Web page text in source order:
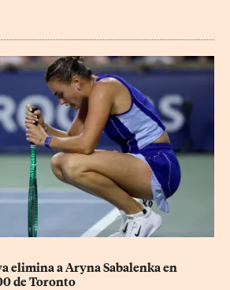
elimina a Aryna Sabalenka en
de Toronto